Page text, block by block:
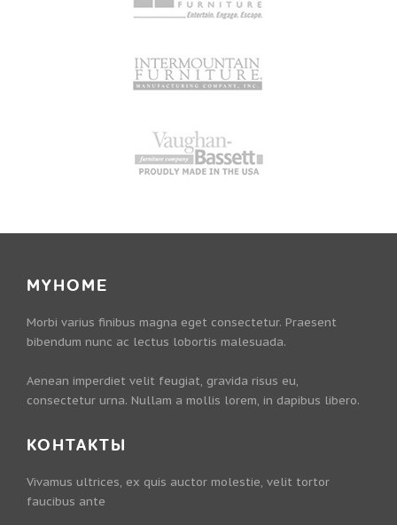
MYHOME
Morbi varius finibus magna eget consectetur. Praesent
bibendum nunc ac lectus lobortis malesuada.
Aenean imperdiet velit feugiat, gravida risus eu,
consectetur urna. Nullam a mollis lorem, in dapibus libero.
КОНТАКТЫ
Vivamus ultrices, ex quis auctor molestie, velit tortor
faucibus ante